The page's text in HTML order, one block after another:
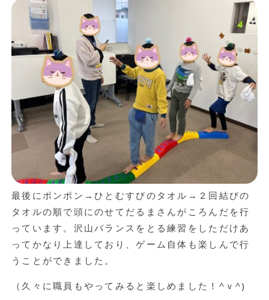
最後にポンポン→ひとむすびのタオル→２回結びの
タオルの順で頭にのせてだるまさんがころんだを行
っています。沢山バランスをとる練習をしただけあ
ってかなり上達しており、ゲーム自体も楽しんで行
うことができました。
（久々に職員もやってみると楽しめました！^ｖ^)